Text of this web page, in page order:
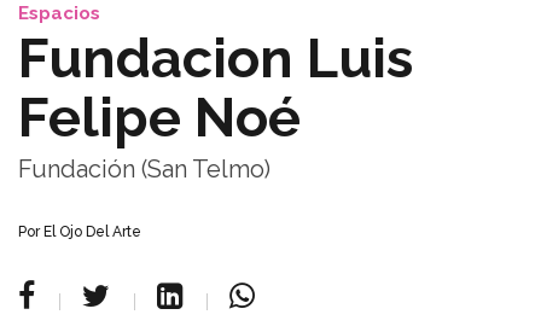
Espacios
Fundacion Luis
Felipe Noé
Fundación (San Telmo)
Por El Ojo Del Arte